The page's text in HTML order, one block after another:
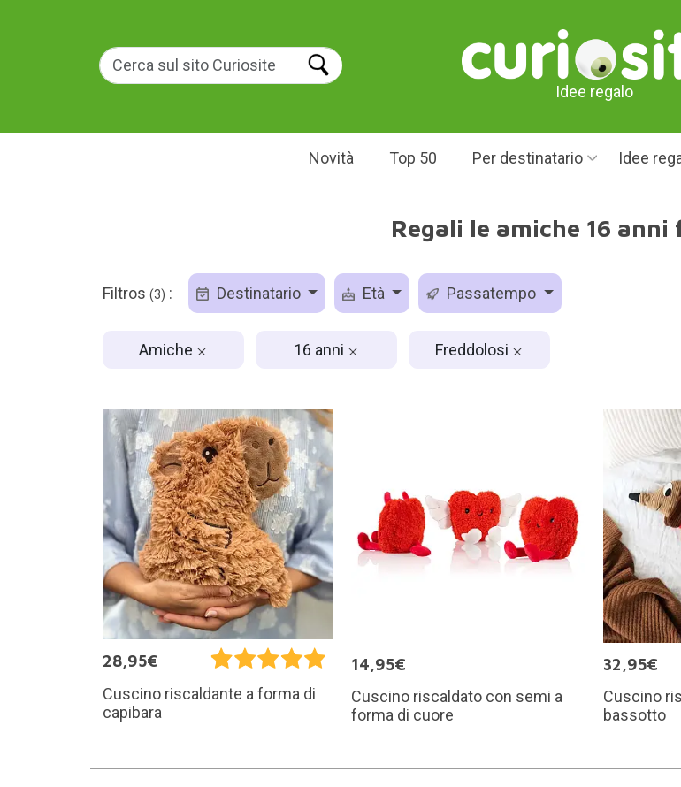
Idee regalo
Novità Top 50 Per destinatario Idee
Regali le amiche 16 anni
Filtros (3) : Destinatario Età Passatempo
Amiche 16 anni Freddolosi
28,95€
Cuscino riscaldante a forma di
capibara
14,95€
Cuscino riscaldato con semi a
forma di cuore
32,95€
Cuscino
bassotto